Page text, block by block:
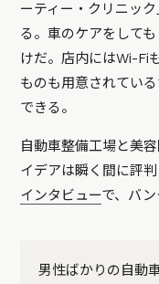
ーティー・クリニッ
る。車のケアをして
けだ。店内にはWi-Fi
ものも用意されてい
できる。
自動車整備工場と美
イデアは瞬く間に評判
インタビューで、バン
男性ばかりの自動